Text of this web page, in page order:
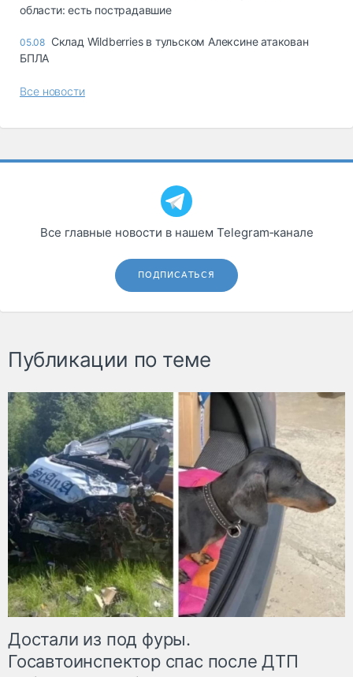
области: есть пострадавшие
05.08 Склад Wildberries в тульском Алексине атакован
БПЛА
Все новости
Все главные новости в нашем Telegram‑канале
ПОДПИСАТЬСЯ
Публикации по теме
Достали из под фуры.
Госавтоинспектор спас после ДТП